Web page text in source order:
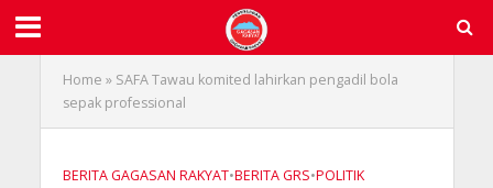
Home » SAFA Tawau komited lahirkan pengadil bola
sepak professional
BERITA GAGASAN RAKYAT•BERITA GRS•POLITIK